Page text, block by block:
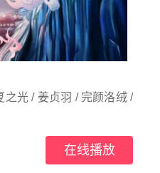
之光 / 姜贞羽 / 完颜洛绒 /
在线播放